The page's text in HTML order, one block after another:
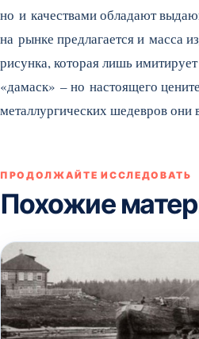
но и качествами обладают
на рынке предлагается и масса
рисунка, которая лишь
«дамаск» – но настоящего
металлургических шедевров они
ПРОДОЛЖАЙТЕ ИССЛЕДОВАТЬ
Похожие